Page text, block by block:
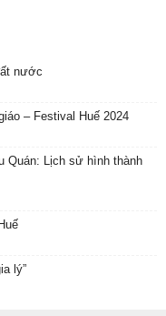
nước
– Festival Huế 2024
Quán: Lịch sử hình thành
lý”